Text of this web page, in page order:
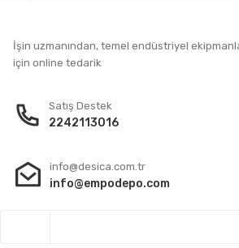
İşin uzmanından, temel endüstriyel
için online tedarik
Satış Destek
2242113016
info@desica.com.tr
info@empodepo.com